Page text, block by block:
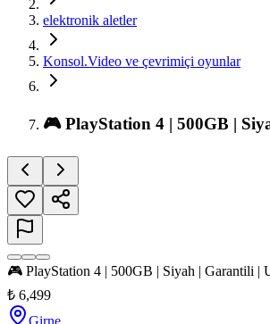
elektronik aletler
Konsol.Video ve çevrimiçi oyunlar
🎮 PlayStation 4 | 500GB |
🎮 PlayStation 4 | 500GB | Siyah | Garantili |
₺ 6,499